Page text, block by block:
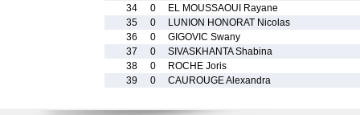
34
0
EL MOUSSAOUI Rayane
35
0
LUNION HONORAT Nicolas
36
0
GIGOVIC Swany
37
0
SIVASKHANTA Shabina
38
0
ROCHE Joris
39
0 CAUROUGE Alexandra